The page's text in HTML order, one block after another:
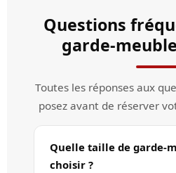
Questions
garde-
Toutes les réponses aux
posez avant de réserver
Quelle taille de garde-
choisir ?